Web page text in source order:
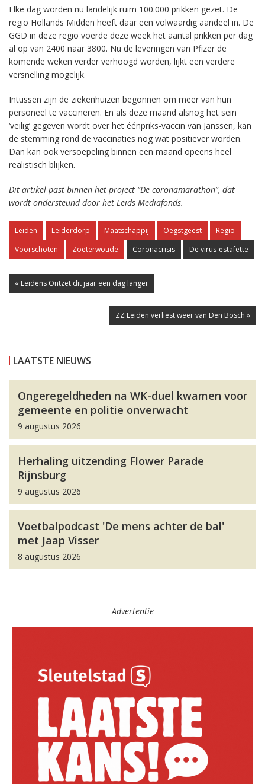
Elke dag worden nu landelijk ruim 100.000 prikken gezet. De
regio Hollands Midden heeft daar een volwaardig aandeel in. De
GGD in deze regio voerde deze week het aantal prikken per dag
al op van 2400 naar 3800. Nu de leveringen van Pfizer de
komende weken verder verhoogd worden, lijkt een verdere
versnelling mogelijk.
Intussen zijn de ziekenhuizen begonnen om meer van hun
personeel te vaccineren. En als deze maand alsnog het sein
‘veilig’ gegeven wordt over het éénpriks-vaccin van Janssen, kan
de stemming rond de vaccinaties nog wat positiever worden.
Dan kan ook versoepeling binnen een maand opeens heel
realistisch blijken.
Dit artikel past binnen het project “De coronamarathon”, dat
wordt ondersteund door het Leids Mediafonds.
Leiden Leiderdorp Maatschappij Oegstgeest
Regio
Voorschoten
Zoeterwoude Coronacrisis De virus-estafette
« Leidens Ontzet dit jaar een dag langer
ZZ Leiden verliest weer van Den Bosch »
LAATSTE NIEUWS
Ongeregeldheden na WK-duel kwamen voor
gemeente en politie onverwacht
9 augustus 2026
Herhaling uitzending Flower Parade
Rijnsburg
9 augustus 2026
Voetbalpodcast 'De mens achter de bal'
met Jaap Visser
8 augustus 2026
Advertentie